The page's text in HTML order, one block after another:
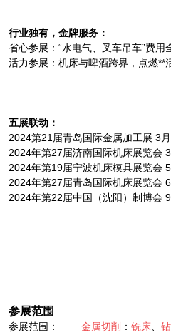
行业独有，金牌服务：
省心参展：“水电气、叉车吊车”费用
活力参展：机床与啤酒跨界，点燃**
五展联动：
2024第21届青岛国际金属加工展 3
2024年第27届济南国际机床展览
2024年第19届宁波机床模具展览
2024年第27届青岛国际机床展览
2024年第22届中国（沈阳）制博会
参展范围
参展范围： 金属切削 ： 铣床